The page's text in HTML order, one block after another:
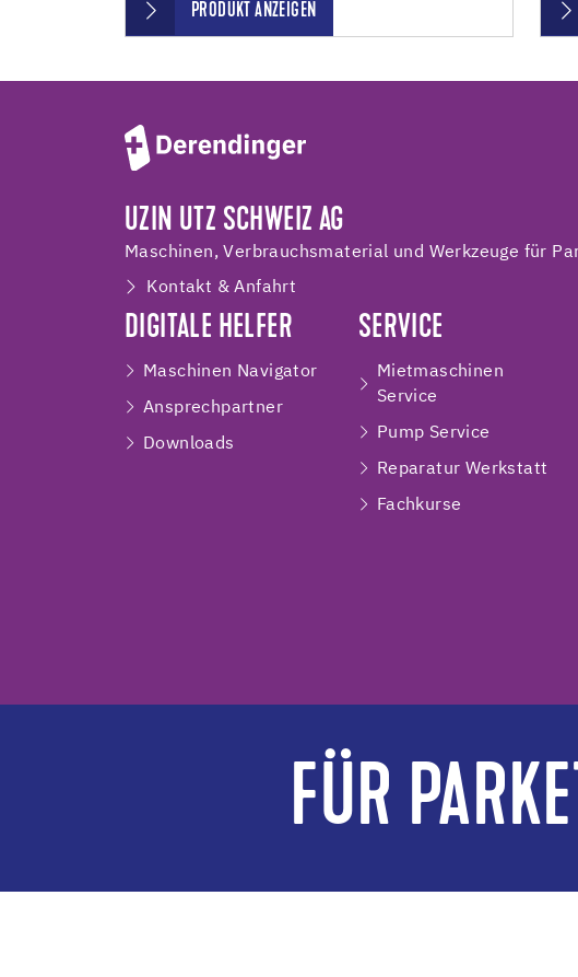
PRODUKT ANZEIGEN
UZIN UTZ SCHWEIZ AG
Maschinen, Verbrauchsmaterial und Werkzeuge für
Kontakt & Anfahrt
DIGITALE HELFER
Maschinen Navigator
Ansprechpartner
Downloads
SERVICE
Mietmaschinen
Service
Pump Service
Reparatur Werkstatt
Fachkurse
FÜR